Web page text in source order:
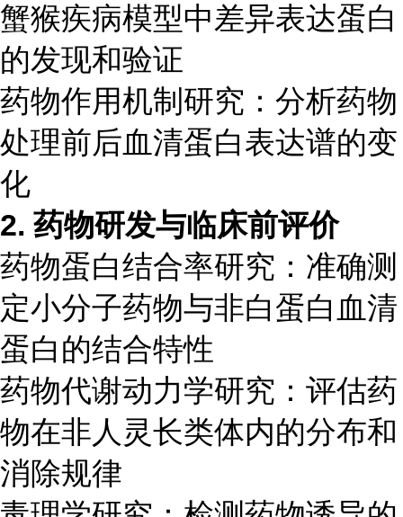
蟹猴疾病模型中差异表达蛋白
的发现和验证
药物作用机制研究：分析药物
处理前后血清蛋白表达谱的变
化
2. 药物研发与临床前评价
药物蛋白结合率研究：准确测
定小分子药物与非白蛋白血清
蛋白的结合特性
药物代谢动力学研究：评估药
物在非人灵长类体内的分布和
消除规律